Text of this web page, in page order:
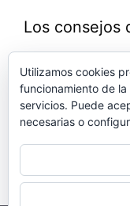
Los consejos
Blog de
Novedades,
Todo sobre
cosmética,
Con la
Verdejo. Toda
Utilizamos cookies
funcionamiento de
servicios. Puede
necesarias o